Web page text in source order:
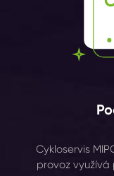
Cykloservis
provoz využívá